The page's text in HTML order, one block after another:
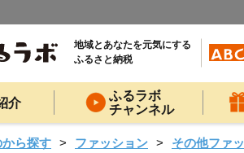
地域とあなたを元気にする
ふるさと納税
介
ふるラボ
チャンネル
から探す ファッション
その他ファ